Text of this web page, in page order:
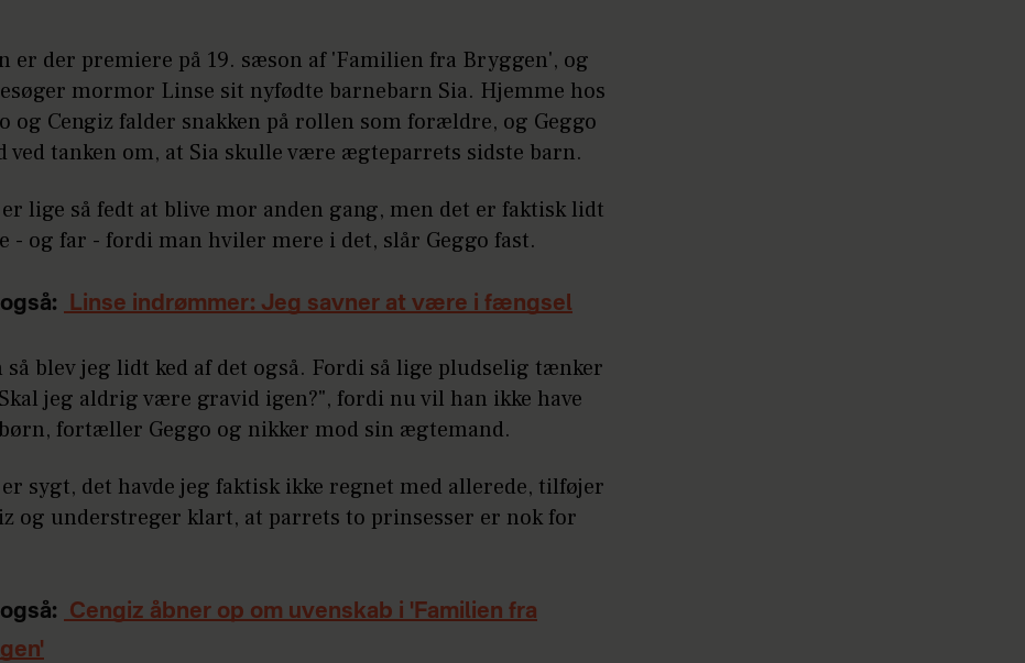
er der premiere på 19. sæson af 'Familien fra Bryggen', og
mormor Linse sit nyfødte barnebarn Sia. Hjemme hos
og Cengiz falder snakken på rollen som forældre, og Geggo
ved tanken om, at Sia skulle være ægteparrets sidste barn.
lige så fedt at blive mor anden gang, men det er faktisk lidt
- og far - fordi man hviler mere i det, slår Geggo fast.
Linse indrømmer: Jeg savner at være i fængsel
så blev jeg lidt ked af det også. Fordi så lige pludselig tænker
jeg aldrig være gravid igen?", fordi nu vil han ikke have
fortæller Geggo og nikker mod sin ægtemand.
sygt, det havde jeg faktisk ikke regnet med allerede, tilføjer
og understreger klart, at parrets to prinsesser er nok for
Cengiz åbner op om uvenskab i 'Familien fra